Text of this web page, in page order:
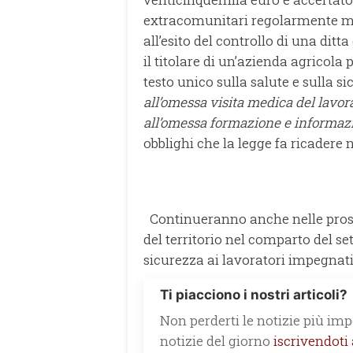
extracomunitari regolarmente
all’esito del controllo di una
il titolare di un’azienda agricola
testo unico sulla salute e sulla
all’omessa visita medica del
all’omessa formazione e
obblighi che la legge fa ricadere
Continueranno anche nelle
del territorio nel comparto del
sicurezza ai lavoratori
Ti piacciono i nostri articoli?
Non perderti le notizie più
notizie del giorno iscrivendoti